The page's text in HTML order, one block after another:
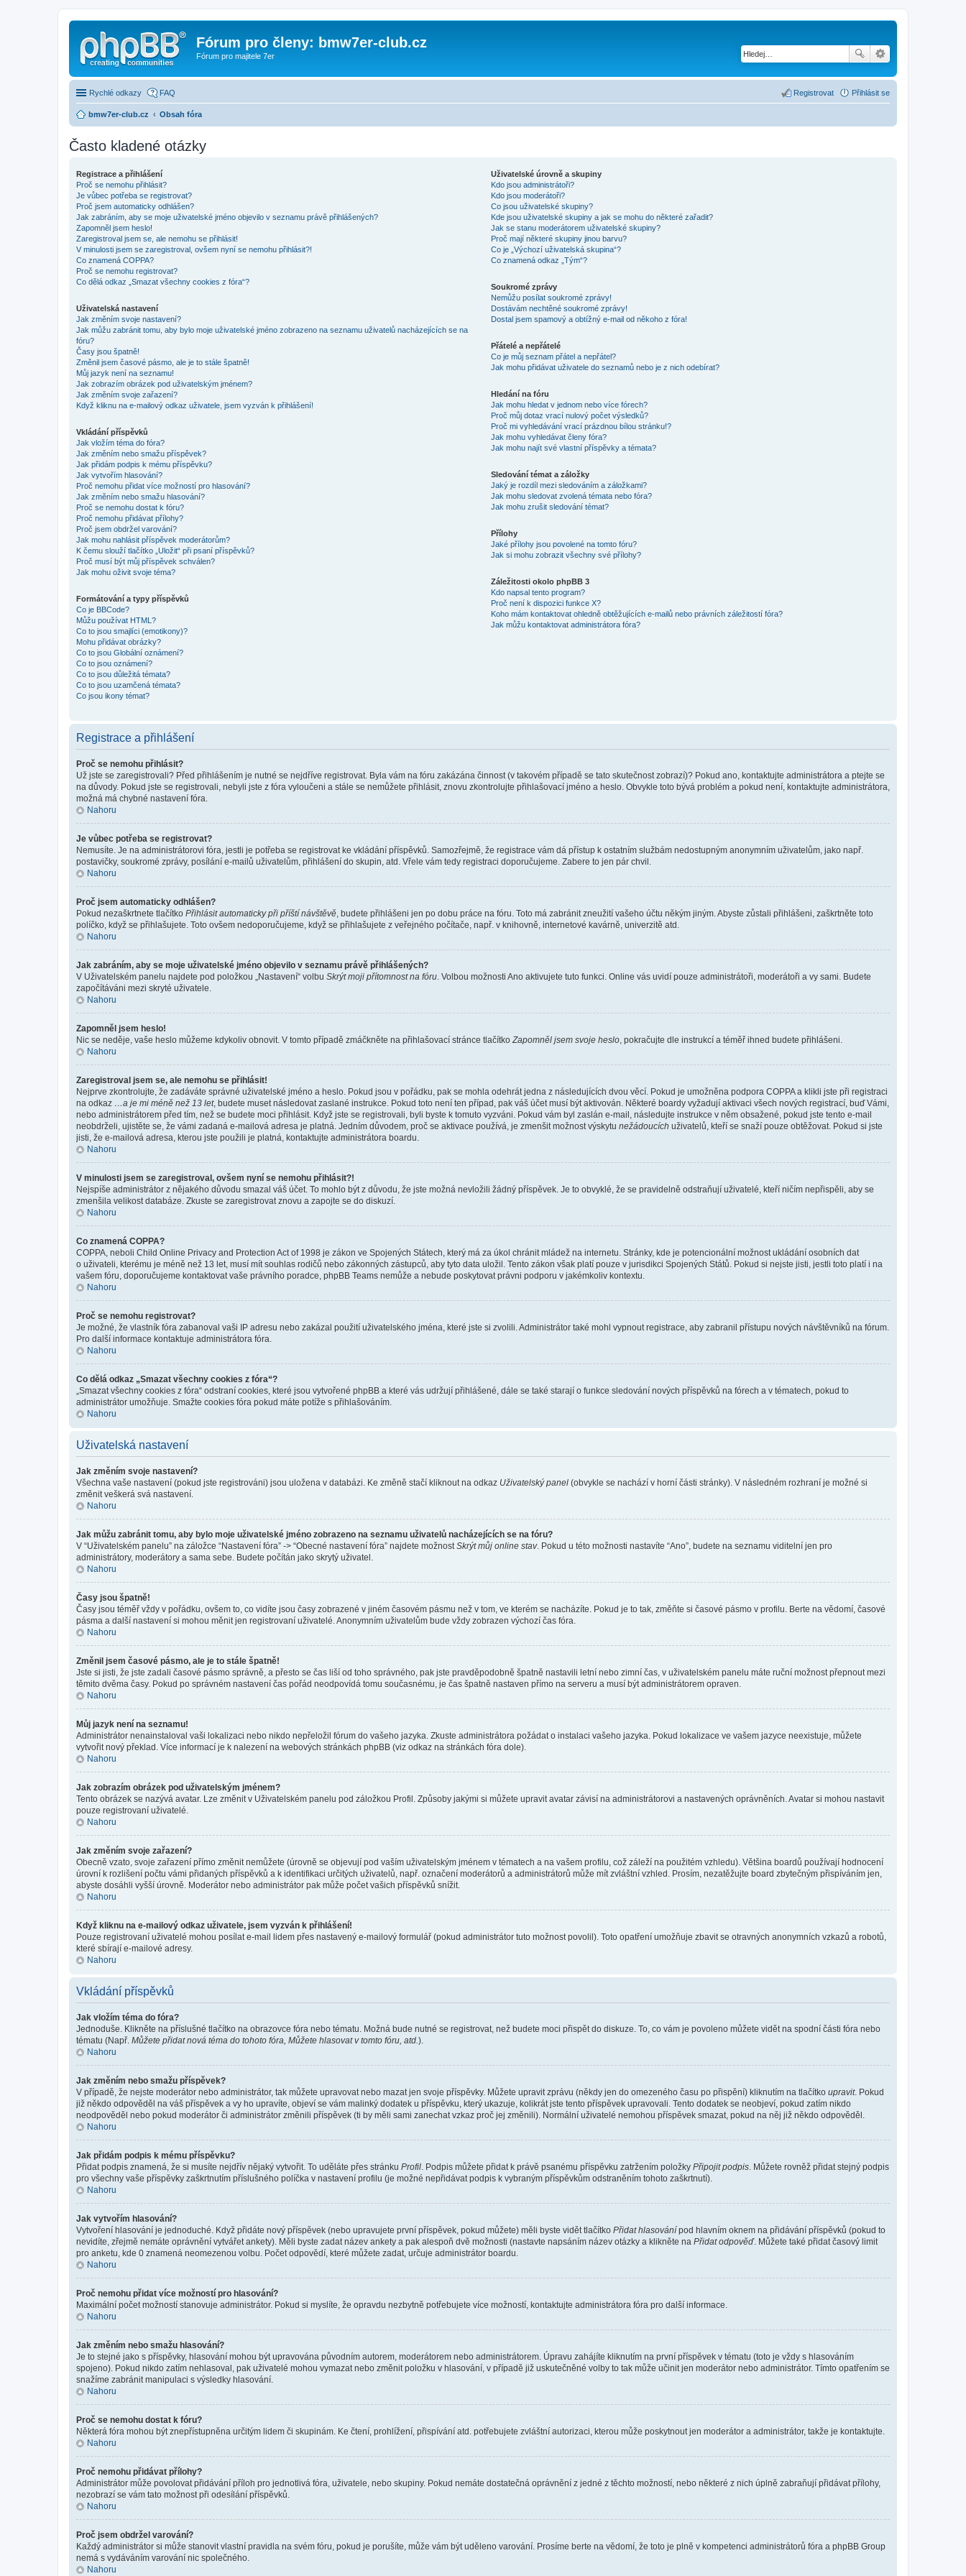
Fórum pro členy: bmw7er-club.cz
Fórum pro majitele 7er
Rychlé odkazy FAQ Přihlásit se
Registrovat
bmw7er-club.cz Obsah fóra
Často kladené otázky
Registrace a přihlášení
Proč se nemohu přihlásit?
Je vůbec potřeba se registrovat?
Proč jsem automaticky odhlášen?
Jak zabráním, aby se moje uživatelské jméno objevilo v seznamu právě přihlášených?
Zapomněl jsem heslo!
Zaregistroval jsem se, ale nemohu se přihlásit!
V minulosti jsem se zaregistroval, ovšem nyní se nemohu přihlásit?!
Co znamená COPPA?
Proč se nemohu registrovat?
Co dělá odkaz „Smazat všechny cookies z fóra“?
Uživatelská nastavení
Jak změním svoje nastavení?
Jak můžu zabránit tomu, aby bylo moje uživatelské jméno zobrazeno na seznamu uživatelů nacházejících se na
fóru?
Časy jsou špatně!
Změnil jsem časové pásmo, ale je to stále špatně!
Můj jazyk není na seznamu!
Jak zobrazím obrázek pod uživatelským jménem?
Jak změním svoje zařazení?
Když kliknu na e-mailový odkaz uživatele, jsem vyzván k přihlášení!
Vkládání příspěvků
Jak vložím téma do fóra?
Jak změním nebo smažu příspěvek?
Jak přidám podpis k mému příspěvku?
Jak vytvořím hlasování?
Proč nemohu přidat více možností pro hlasování?
Jak změním nebo smažu hlasování?
Proč se nemohu dostat k fóru?
Proč nemohu přidávat přílohy?
Proč jsem obdržel varování?
Jak mohu nahlásit příspěvek moderátorům?
K čemu slouží tlačítko „Uložit“ při psaní příspěvků?
Proč musí být můj příspěvek schválen?
Jak mohu oživit svoje téma?
Formátování a typy příspěvků
Co je BBCode?
Můžu používat HTML?
Co to jsou smajlíci (emotikony)?
Mohu přidávat obrázky?
Co to jsou Globální oznámení?
Co to jsou oznámení?
Co to jsou důležitá témata?
Co to jsou uzamčená témata?
Co jsou ikony témat?
Uživatelské úrovně a skupiny
Kdo jsou administrátoři?
Kdo jsou moderátoři?
Co jsou uživatelské skupiny?
Kde jsou uživatelské skupiny a jak se mohu do některé zařadit?
Jak se stanu moderátorem uživatelské skupiny?
Proč mají některé skupiny jinou barvu?
Co je „Výchozí uživatelská skupina“?
Co znamená odkaz „Tým“?
Soukromé zprávy
Nemůžu posílat soukromé zprávy!
Dostávám nechtěné soukromé zprávy!
Dostal jsem spamový a obtížný e-mail od někoho z fóra!
Přátelé a nepřátelé
Co je můj seznam přátel a nepřátel?
Jak mohu přidávat uživatele do seznamů nebo je z nich odebírat?
Hledání na fóru
Jak mohu hledat v jednom nebo více fórech?
Proč můj dotaz vrací nulový počet výsledků?
Proč mi vyhledávání vrací prázdnou bílou stránku!?
Jak mohu vyhledávat členy fóra?
Jak mohu najít své vlastní příspěvky a témata?
Sledování témat a záložky
Jaký je rozdíl mezi sledováním a záložkami?
Jak mohu sledovat zvolená témata nebo fóra?
Jak mohu zrušit sledování témat?
Přílohy
Jaké přílohy jsou povolené na tomto fóru?
Jak si mohu zobrazit všechny své přílohy?
Záležitosti okolo phpBB 3
Kdo napsal tento program?
Proč není k dispozici funkce X?
Koho mám kontaktovat ohledně obtěžujících e-mailů nebo právních záležitostí fóra?
Jak můžu kontaktovat administrátora fóra?
Registrace a přihlášení
Proč se nemohu přihlásit?
Už jste se zaregistrovali? Před přihlášením je nutné se nejdříve registrovat. Byla vám na fóru zakázána činnost (v takovém případě se tato skutečnost zobrazí)? Pokud ano, kontaktujte administrátora a ptejte se
na důvody. Pokud jste se registrovali, nebyli jste z fóra vyloučeni a stále se nemůžete přihlásit, znovu zkontrolujte přihlašovací jméno a heslo. Obvykle toto bývá problém a pokud není, kontaktujte administrátora,
možná má chybné nastavení fóra.
Nahoru
Je vůbec potřeba se registrovat?
Nemusíte. Je na administrátorovi fóra, jestli je potřeba se registrovat ke vkládání příspěvků. Samozřejmě, že registrace vám dá přístup k ostatním službám nedostupným anonymním uživatelům, jako např.
postavičky, soukromé zprávy, posílání e-mailů uživatelům, přihlášení do skupin, atd. Vřele vám tedy registraci doporučujeme. Zabere to jen pár chvil.
Nahoru
Proč jsem automaticky odhlášen?
Pokud nezaškrtnete tlačítko Přihlásit automaticky při příští návštěvě , budete přihlášeni jen po dobu práce na fóru. Toto má zabránit zneužití vašeho účtu někým jiným. Abyste zůstali přihlášeni, zaškrtněte toto
políčko, když se přihlašujete. Toto ovšem nedoporučujeme, když se přihlašujete z veřejného počítače, např. v knihovně, internetové kavárně, univerzitě atd.
Nahoru
Jak zabráním, aby se moje uživatelské jméno objevilo v seznamu právě přihlášených?
V Uživatelském panelu najdete pod položkou „Nastavení“ volbu Skrýt moji přítomnost na fóru . Volbou možnosti Ano aktivujete tuto funkci. Online vás uvidí pouze administrátoři, moderátoři a vy sami. Budete
započítáváni mezi skryté uživatele.
Nahoru
Zapomněl jsem heslo!
Nic se neděje, vaše heslo můžeme kdykoliv obnovit. V tomto případě zmáčkněte na přihlašovací stránce tlačítko Zapomněl jsem svoje heslo , pokračujte dle instrukcí a téměř ihned budete přihlášeni.
Nahoru
Zaregistroval jsem se, ale nemohu se přihlásit!
Nejprve zkontrolujte, že zadáváte správné uživatelské jméno a heslo. Pokud jsou v pořádku, pak se mohla odehrát jedna z následujících dvou věcí. Pokud je umožněna podpora COPPA a klikli jste při registraci
na odkaz …a je mi méně než 13 let, budete muset následovat zaslané instrukce. Pokud toto není ten případ, pak váš účet musí být aktivován. Některé boardy vyžadují aktivaci všech nových registrací, buď Vámi,
nebo administrátorem před tím, než se budete moci přihlásit. Když jste se registrovali, byli byste k tomuto vyzváni. Pokud vám byl zaslán e-mail, následujte instrukce v něm obsažené, pokud jste tento e-mail
neobdrželi, ujistěte se, že vámi zadaná e-mailová adresa je platná. Jedním důvodem, proč se aktivace používá, je zmenšit možnost výskytu nežádoucích uživatelů, kteří se snaží pouze obtěžovat. Pokud si jste
jisti, že e-mailová adresa, kterou jste použili je platná, kontaktujte administrátora boardu.
Nahoru
V minulosti jsem se zaregistroval, ovšem nyní se nemohu přihlásit?!
Nejspíše administrátor z nějakého důvodu smazal váš účet. To mohlo být z důvodu, že jste možná nevložili žádný příspěvek. Je to obvyklé, že se pravidelně odstraňují uživatelé, kteří ničím nepřispěli, aby se
zmenšila velikost databáze. Zkuste se zaregistrovat znovu a zapojte se do diskuzí.
Nahoru
Co znamená COPPA?
COPPA, neboli Child Online Privacy and Protection Act of 1998 je zákon ve Spojených Státech, který má za úkol chránit mládež na internetu. Stránky, kde je potencionální možnost ukládání osobních dat
o uživateli, kterému je méně než 13 let, musí mít souhlas rodičů nebo zákonných zástupců, aby tyto data uložil. Tento zákon však platí pouze v jurisdikci Spojených Států. Pokud si nejste jisti, jestli toto platí i na
vašem fóru, doporučujeme kontaktovat vaše právního poradce, phpBB Teams nemůže a nebude poskytovat právni podporu v jakémkoliv kontextu.
Nahoru
Proč se nemohu registrovat?
Je možné, že vlastník fóra zabanoval vaši IP adresu nebo zakázal použití uživatelského jména, které jste si zvolili. Administrátor také mohl vypnout registrace, aby zabranil přístupu nových návštěvníků na fórum.
Pro další informace kontaktuje administrátora fóra.
Nahoru
Co dělá odkaz „Smazat všechny cookies z fóra“?
„Smazat všechny cookies z fóra“ odstraní cookies, které jsou vytvořené phpBB a které vás udržují přihlášené, dále se také starají o funkce sledování nových příspěvků na fórech a v tématech, pokud to
administrátor umožňuje. Smažte cookies fóra pokud máte potíže s přihlašováním.
Nahoru
Uživatelská nastavení
Jak změním svoje nastavení?
Všechna vaše nastavení (pokud jste registrováni) jsou uložena v databázi. Ke změně stačí kliknout na odkaz Uživatelský panel (obvykle se nachází v horní části stránky). V následném rozhraní je možné si
změnit veškerá svá nastavení.
Nahoru
Jak můžu zabránit tomu, aby bylo moje uživatelské jméno zobrazeno na seznamu uživatelů nacházejících se na fóru?
V “Uživatelském panelu” na záložce “Nastavení fóra” -> “Obecné nastavení fóra” najdete možnost Skrýt můj online stav. Pokud u této možnosti nastavíte “Ano”, budete na seznamu viditelní jen pro
administrátory, moderátory a sama sebe. Budete počítán jako skrytý uživatel.
Nahoru
Časy jsou špatně!
Časy jsou téměř vždy v pořádku, ovšem to, co vidíte jsou časy zobrazené v jiném časovém pásmu než v tom, ve kterém se nacházíte. Pokud je to tak, změňte si časové pásmo v profilu. Berte na vědomí, časové
pásma a další nastavení si mohou měnit jen registrovaní uživatelé. Anonymním uživatelům bude vždy zobrazen výchozí čas fóra.
Nahoru
Změnil jsem časové pásmo, ale je to stále špatně!
Jste si jisti, že jste zadali časové pásmo správně, a přesto se čas liší od toho správného, pak jste pravděpodobně špatně nastavili letní nebo zimní čas, v uživatelském panelu máte ruční možnost přepnout mezi
těmito dvěma časy. Pokud po správném nastavení čas pořád neodpovídá tomu současnému, je čas špatně nastaven přímo na serveru a musí být administrátorem opraven.
Nahoru
Můj jazyk není na seznamu!
Administrátor nenainstaloval vaši lokalizaci nebo nikdo nepřeložil fórum do vašeho jazyka. Zkuste administrátora požádat o instalaci vašeho jazyka. Pokud lokalizace ve vašem jazyce neexistuje, můžete
vytvořit nový překlad. Více informací je k nalezení na webových stránkách phpBB (viz odkaz na stránkách fóra dole).
Nahoru
Jak zobrazím obrázek pod uživatelským jménem?
Tento obrázek se nazývá avatar. Lze změnit v Uživatelském panelu pod záložkou Profil. Způsoby jakými si můžete upravit avatar závisí na administrátorovi a nastavených oprávněních. Avatar si mohou nastavit
pouze registrovaní uživatelé.
Nahoru
Jak změním svoje zařazení?
Obecně vzato, svoje zařazení přímo změnit nemůžete (úrovně se objevují pod vaším uživatelským jménem v tématech a na vašem profilu, což záleží na použitém vzhledu). Většina boardů používají hodnocení
úrovní k rozlišení počtu vámi přidaných příspěvků a k identifikaci určitých uživatelů, např. označení moderátorů a administrátorů může mít zvláštní vzhled. Prosím, nezatěžujte board zbytečným přispíváním jen,
abyste dosáhli vyšší úrovně. Moderátor nebo administrátor pak může počet vašich příspěvků snížit.
Nahoru
Když kliknu na e-mailový odkaz uživatele, jsem vyzván k přihlášení!
Pouze registrovaní uživatelé mohou posílat e-mail lidem přes nastavený e-mailový formulář (pokud administrátor tuto možnost povolil). Toto opatření umožňuje zbavit se otravných anonymních vzkazů a robotů,
které sbírají e-mailové adresy.
Nahoru
Vkládání příspěvků
Jak vložím téma do fóra?
Jednoduše. Klikněte na příslušné tlačítko na obrazovce fóra nebo tématu. Možná bude nutné se registrovat, než budete moci přispět do diskuze. To, co vám je povoleno můžete vidět na spodní části fóra nebo
tématu (Např. Můžete přidat nová téma do tohoto fóra, Můžete hlasovat v tomto fóru, atd. ).
Nahoru
Jak změním nebo smažu příspěvek?
V případě, že nejste moderátor nebo administrátor, tak můžete upravovat nebo mazat jen svoje příspěvky. Můžete upravit zprávu (někdy jen do omezeného času po přispění) kliknutím na tlačítko upravit. Pokud
již někdo odpověděl na váš příspěvek a vy ho upravíte, objeví se vám malinký dodatek u příspěvku, který ukazuje, kolikrát jste tento příspěvek upravovali. Tento dodatek se neobjeví, pokud zatím nikdo
neodpověděl nebo pokud moderátor či administrátor změnili příspěvek (ti by měli sami zanechat vzkaz proč jej změnili). Normální uživatelé nemohou příspěvek smazat, pokud na něj již někdo odpověděl.
Nahoru
Jak přidám podpis k mému příspěvku?
Přidat podpis znamená, že si musíte nejdřív nějaký vytvořit. To uděláte přes stránku Profil . Podpis můžete přidat k právě psanému příspěvku zatržením položky Připojit podpis . Můžete rovněž přidat stejný podpis
pro všechny vaše příspěvky zaškrtnutím příslušného políčka v nastavení profilu (je možné nepřidávat podpis k vybraným příspěvkům odstraněním tohoto zaškrtnutí).
Nahoru
Jak vytvořím hlasování?
Vytvoření hlasování je jednoduché. Když přidáte nový příspěvek (nebo upravujete první příspěvek, pokud můžete) měli byste vidět tlačítko Přidat hlasovánípod hlavním oknem na přidávání příspěvků (pokud to
nevidíte, zřejmě nemáte oprávnění vytvářet ankety). Měli byste zadat název ankety a pak alespoň dvě možnosti (nastavte napsáním název otázky a klikněte na Přidat odpověď. Můžete také přidat časový limit
pro anketu, kde 0 znamená neomezenou volbu. Počet odpovědí, které můžete zadat, určuje administrátor boardu.
Nahoru
Proč nemohu přidat více možností pro hlasování?
Maximální počet možností stanovuje administrátor. Pokud si myslíte, že opravdu nezbytně potřebujete více možností, kontaktujte administrátora fóra pro další informace.
Nahoru
Jak změním nebo smažu hlasování?
Je to stejné jako s příspěvky, hlasování mohou být upravována původním autorem, moderátorem nebo administrátorem. Úpravu zahájíte kliknutím na první příspěvek v tématu (toto je vždy s hlasováním
spojeno). Pokud nikdo zatím nehlasoval, pak uživatelé mohou vymazat nebo změnit položku v hlasování, v případě již uskutečněné volby to tak může učinit jen moderátor nebo administrátor. Tímto opatřením se
snažíme zabránit manipulaci s výsledky hlasování.
Nahoru
Proč se nemohu dostat k fóru?
Některá fóra mohou být znepřístupněna určitým lidem či skupinám. Ke čtení, prohlížení, přispívání atd. potřebujete zvláštní autorizaci, kterou může poskytnout jen moderátor a administrátor, takže je kontaktujte.
Nahoru
Proč nemohu přidávat přílohy?
Administrátor může povolovat přidávání příloh pro jednotlivá fóra, uživatele, nebo skupiny. Pokud nemáte dostatečná oprávnění z jedné z těchto možností, nebo některé z nich úplně zabraňují přidávat přílohy,
nezobrazí se vám tato možnost při odesílání příspěvků.
Nahoru
Proč jsem obdržel varování?
Každý administrátor si může stanovit vlastní pravidla na svém fóru, pokud je porušíte, může vám být uděleno varování. Prosíme berte na vědomí, že toto je plně v kompetenci administrátorů fóra a phpBB Group
nemá s vydáváním varování nic společného.
Nahoru